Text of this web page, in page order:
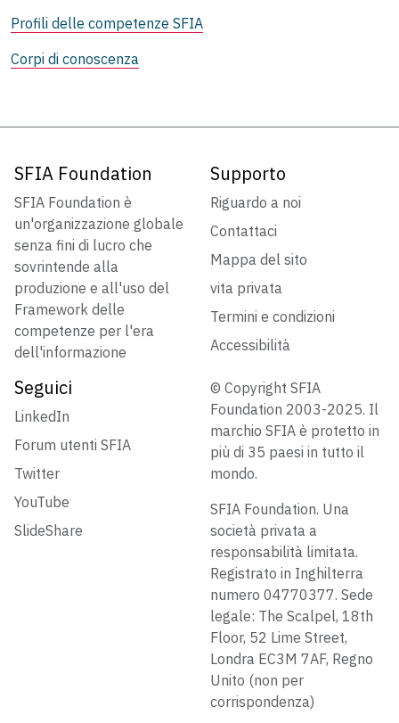
Profili delle competenze SFIA
Corpi di conoscenza
SFIA Foundation
SFIA Foundation è
un'organizzazione globale
senza fini di lucro che
sovrintende alla
produzione e all'uso del
Framework delle
competenze per l'era
dell'informazione
Supporto
Riguardo a noi
Contattaci
Mappa del sito
vita privata
Termini e condizioni
Accessibilità
Seguici
LinkedIn
Forum utenti SFIA
Twitter
YouTube
SlideShare
© Copyright SFIA
Foundation 2003-2025. Il
marchio SFIA è protetto in
più di 35 paesi in tutto il
mondo.
SFIA Foundation. Una
società privata a
responsabilità limitata.
Registrato in Inghilterra
numero 04770377. Sede
legale: The Scalpel, 18th
Floor, 52 Lime Street,
Londra EC3M 7AF, Regno
Unito (non per
corrispondenza)